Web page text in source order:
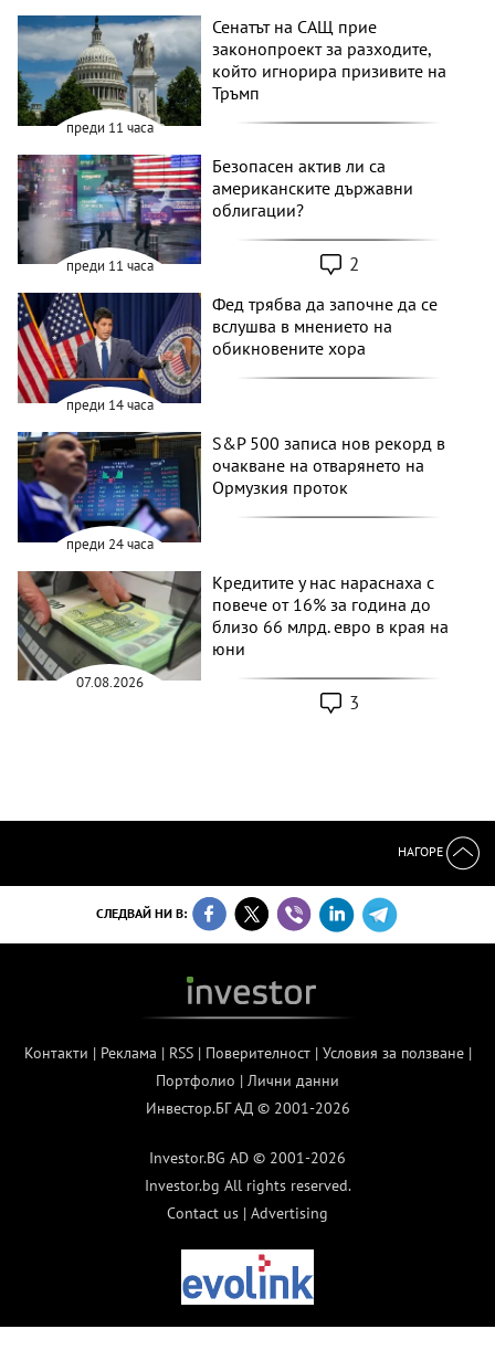
преди 11 часа
Сенатът на САЩ прие
законопроект за разходите,
който игнорира призивите на
Тръмп
преди 11 часа
Безопасен актив ли са
американските държавни
облигации?
2
преди 14 часа
Фед трябва да започне да се
вслушва в мнението на
обикновените хора
преди 24 часа
S&P 500 записа нов рекорд в
очакване на отварянето на
Ормузкия проток
07.08.2026
Кредитите у нас нараснаха с
повече от 16% за година до
близо 66 млрд. евро в края на
юни
3
НАГОРЕ
СЛЕДВАЙ НИ В:
Контакти | Реклама | RSS| Поверителност| Условия за ползване|
Портфолио | Лични данни
Инвестор.БГ АД © 2001-2026
Investor.BG AD © 2001-2026
Investor.bg All rights reserved.
Contact us | Advertising